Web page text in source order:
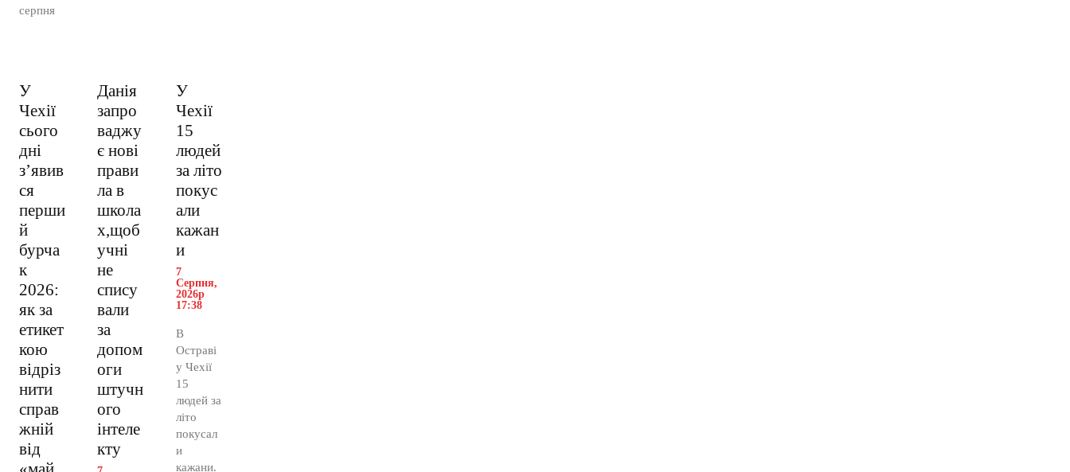
серпня
У
Чехії
сього
дні
з’явив
ся
перши
й
бурча
к
2026:
як за
етикет
кою
відріз
нити
справ
жній
від
Данія
запро
ваджу
є нові
прави
ла в
школа
х,щоб
учні
не
спису
вали
за
допом
оги
штучн
ого
інтеле
кту
У
Чехії
15
людей
за літо
покус
али
кажан
и
7
Серпня,
2026р
17:38
В
Остраві
у Чехії
15
людей за
літо
покусал
и
кажани.